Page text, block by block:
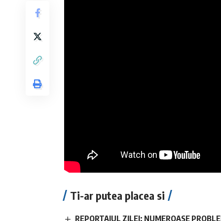
Ti-ar putea placea si
REPORTAJUL ZILEI: NUMEROASE